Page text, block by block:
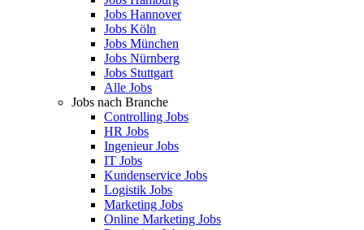
Jobs Hannover
Jobs Köln
Jobs München
Jobs Nürnberg
Jobs Stuttgart
Alle Jobs
Jobs nach Branche
Controlling Jobs
HR Jobs
Ingenieur Jobs
IT Jobs
Kundenservice Jobs
Logistik Jobs
Marketing Jobs
Online Marketing Jobs